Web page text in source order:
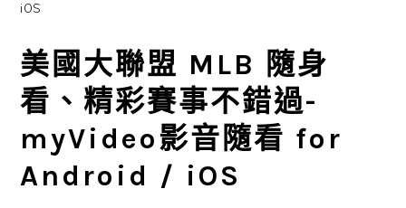
iOS
美國大聯盟 MLB 隨身
看、精彩賽事不錯過-
myVideo影音隨看 for
Android / iOS